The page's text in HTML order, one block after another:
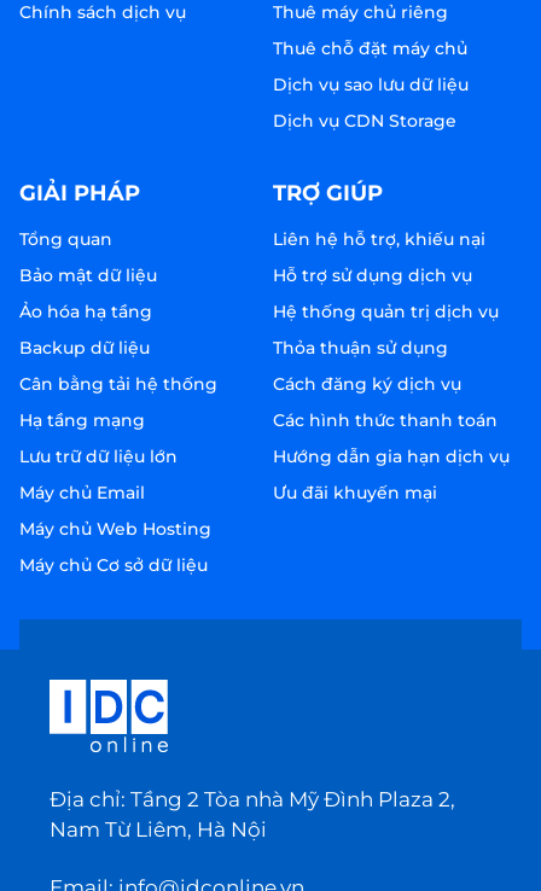
Chính sách dịch vụ
Thuê máy chủ riêng
Thuê chỗ đặt máy chủ
Dịch vụ sao lưu dữ liệu
Dịch vụ CDN Storage
GIẢI PHÁP
Tổng quan
Bảo mật dữ liệu
Ảo hóa hạ tầng
Backup dữ liệu
Cân bằng tải hệ thống
Hạ tầng mạng
Lưu trữ dữ liệu lớn
Máy chủ Email
Máy chủ Web Hosting
Máy chủ Cơ sở dữ liệu
TRỢ GIÚP
Liên hệ hỗ trợ, khiếu nại
Hỗ trợ sử dụng dịch vụ
Hệ thống quản trị dịch vụ
Thỏa thuận sử dụng
Cách đăng ký dịch vụ
Các hình thức thanh toán
Hướng dẫn gia hạn dịch vụ
Ưu đãi khuyến mại
Địa chỉ: Tầng 2 Tòa nhà Mỹ Đình Plaza 2,
Nam Từ Liêm, Hà Nội